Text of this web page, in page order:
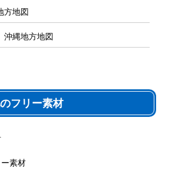
方地図
沖縄地方地図
フリー素材
素材